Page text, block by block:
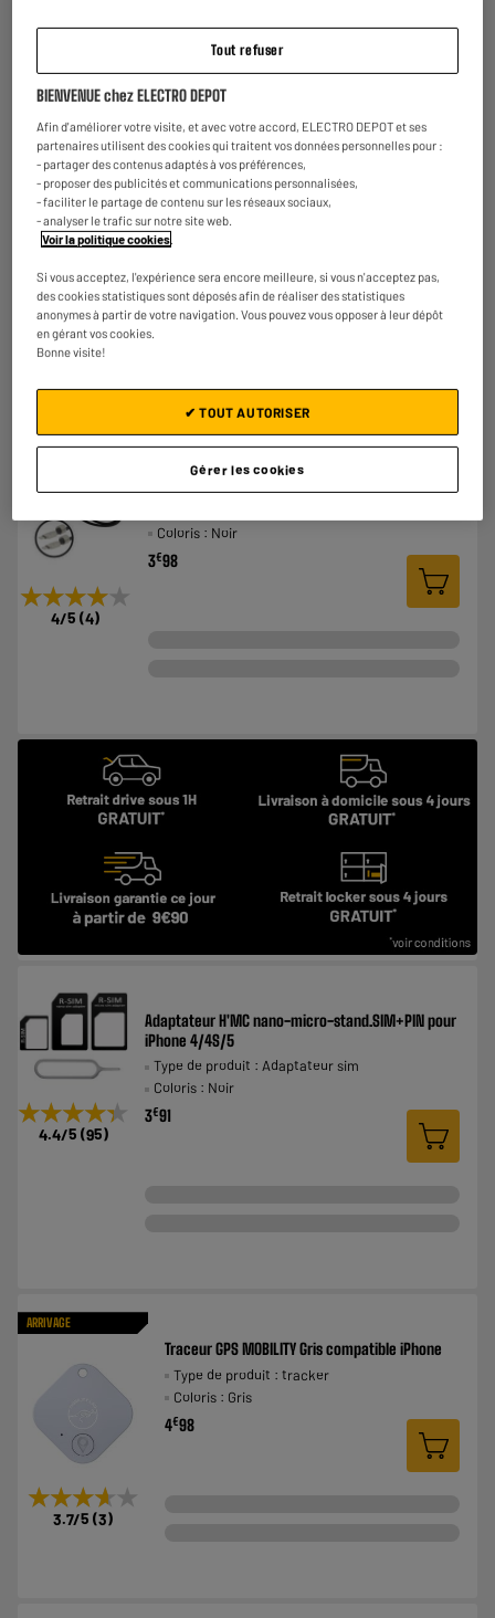
ARRIVAGE
ACCESSOIRE MOBILITY LAB support ventouse
Type de produit : Support ventouse
Coloris : Noir
2€98
ARRIVAGE
★★★★★
★★★★★
4/5 (4)
Bandoulière pour Smartphone avec Cordon USB-C
Coloris : Noir
3€98
★★★★★
★★★★★
4.4/5 (95)
Adaptateur H'MC nano-micro-stand.SIM+PIN pour
iPhone 4/4S/5
Type de produit : Adaptateur sim
Coloris : Noir
3€91
ARRIVAGE
★★★★★
★★★★★
3.7/5 (3)
Traceur GPS MOBILITY Gris compatible iPhone
Type de produit : tracker
Coloris : Gris
4€98
Tout refuser
BIENVENUE chez ELECTRO DEPOT
Afin d'améliorer votre visite, et avec votre accord, ELECTRO DEPOT et ses
partenaires utilisent des cookies qui traitent vos données personnelles pour :
- partager des contenus adaptés à vos préférences,
- proposer des publicités et communications personnalisées,
- faciliter le partage de contenu sur les réseaux sociaux,
- analyser le trafic sur notre site web.
Voir la politique cookies.
Si vous acceptez, l'expérience sera encore meilleure, si vous n'acceptez pas,
des cookies statistiques sont déposés afin de réaliser des statistiques
anonymes à partir de votre navigation. Vous pouvez vous opposer à leur dépôt
en gérant vos cookies.
Bonne visite!
Gérer les cookies
✔ TOUT AUTORISER